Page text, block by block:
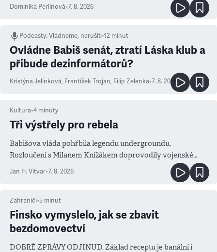
Dominika Perlínová•7. 8. 2026
Podcasty:Vládneme, nerušit•42 minut
Ovládne Babiš senát, ztratí Láska klub a
přibude dezinformátorů?
Kristýna Jelínková, František Trojan, Filip Zelenka•7. 8. 2026
Kultura•4 minuty
Tři výstřely pro rebela
Babišova vláda pohřbila legendu undergroundu.
Rozloučení s Milanem Knížákem doprovodily vojenské
salvy i kritika pokrokářů
Jan H. Vitvar•7. 8. 2026
Zahraničí•5 minut
Finsko vymyslelo, jak se zbavit
bezdomovectví
DOBRÉ ZPRÁVY ODJINUD. Základ receptu je banální i